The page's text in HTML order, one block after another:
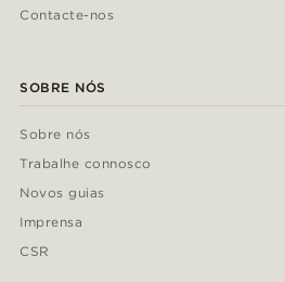
Contacte-nos
SOBRE NÓS
Sobre nós
Trabalhe connosco
Novos guias
Imprensa
CSR